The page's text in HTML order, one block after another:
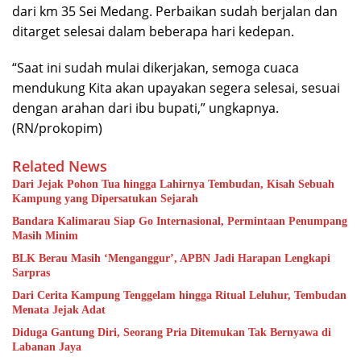
dari km 35 Sei Medang. Perbaikan sudah berjalan dan
ditarget selesai dalam beberapa hari kedepan.
“Saat ini sudah mulai dikerjakan, semoga cuaca
mendukung Kita akan upayakan segera selesai, sesuai
dengan arahan dari ibu bupati,” ungkapnya.
(RN/prokopim)
Related News
Dari Jejak Pohon Tua hingga Lahirnya Tembudan, Kisah Sebuah
Kampung yang Dipersatukan Sejarah
Bandara Kalimarau Siap Go Internasional, Permintaan Penumpang
Masih Minim
BLK Berau Masih ‘Menganggur’, APBN Jadi Harapan Lengkapi
Sarpras
Dari Cerita Kampung Tenggelam hingga Ritual Leluhur, Tembudan
Menata Jejak Adat
Diduga Gantung Diri, Seorang Pria Ditemukan Tak Bernyawa di
Labanan Jaya